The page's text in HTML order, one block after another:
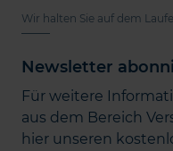
Wir halten Sie auf dem
Newsletter
Für weitere
aus dem Bereich
hier unseren